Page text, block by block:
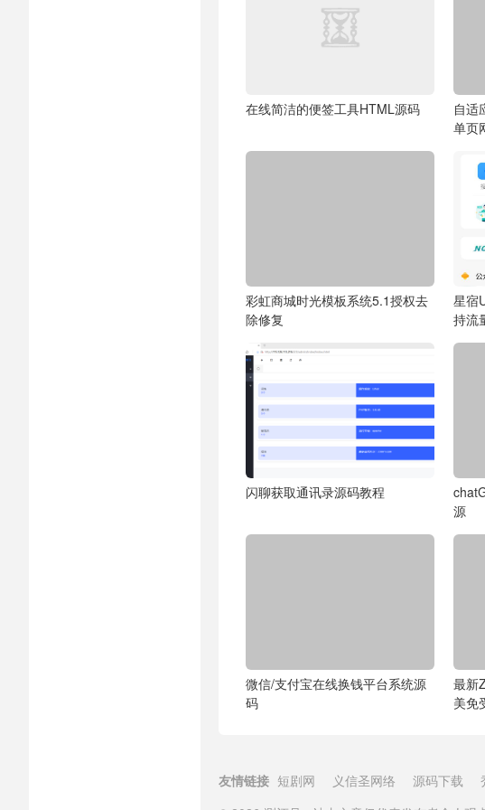
在线简洁的便签工具HTML源码
自适
单页
彩虹商城时光模板系统5.1授权去
除修复
星宿
持流
闪聊获取通讯录源码教程
源
微信/支付宝在线换钱平台系统源
码
最新
美免
友情链接 短剧网 义信圣网络 源码下载